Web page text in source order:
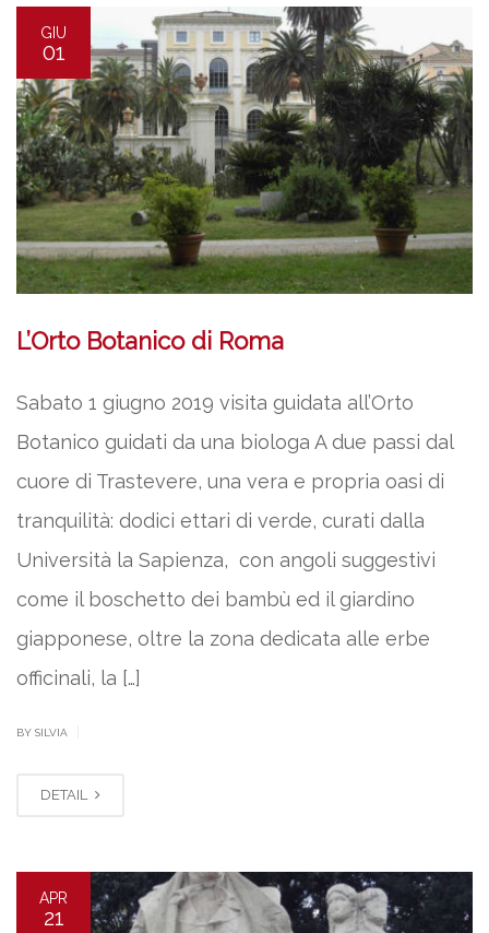
GIU
01
L’Orto Botanico di Roma
Sabato 1 giugno 2019 visita guidata all’Orto
Botanico guidati da una biologa A due passi dal
cuore di Trastevere, una vera e propria oasi di
tranquilità: dodici ettari di verde, curati dalla
Università la Sapienza, con angoli suggestivi
come il boschetto dei bambù ed il giardino
giapponese, oltre la zona dedicata alle erbe
officinali, la […]
BY SILVIA
DETAIL
APR
21